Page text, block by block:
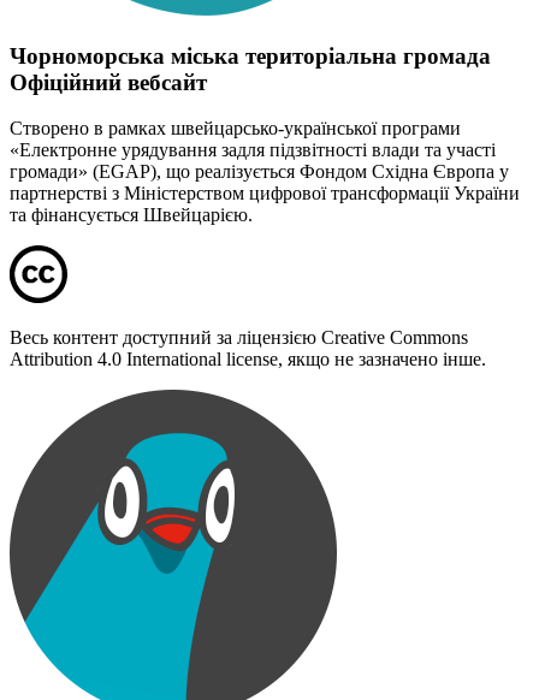
Чорноморська міська територіальна громада
Офіційний вебсайт
Створено в рамках швейцарсько-української програми
«Електронне урядування задля підзвітності влади та участі
громади» (EGAP), що реалізується Фондом Східна Європа у
партнерстві з Міністерством цифрової трансформації України
та фінансується Швейцарією.
Весь контент доступний за ліцензією Creative Commons
Attribution 4.0 International license, якщо не зазначено інше.